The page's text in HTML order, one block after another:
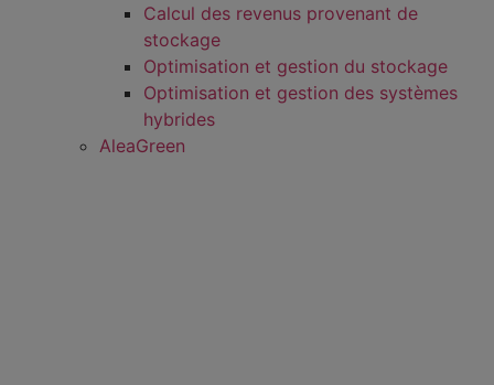
Calcul des revenus provenant de
stockage
Optimisation et gestion du stockage
Optimisation et gestion des systèmes
hybrides
AleaGreen